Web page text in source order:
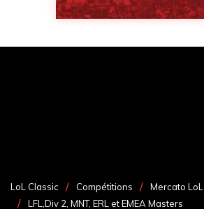
LoL Classic Compétitions
Mercato LoL
LFL,Div 2, MNT, ERL et EMEA Masters